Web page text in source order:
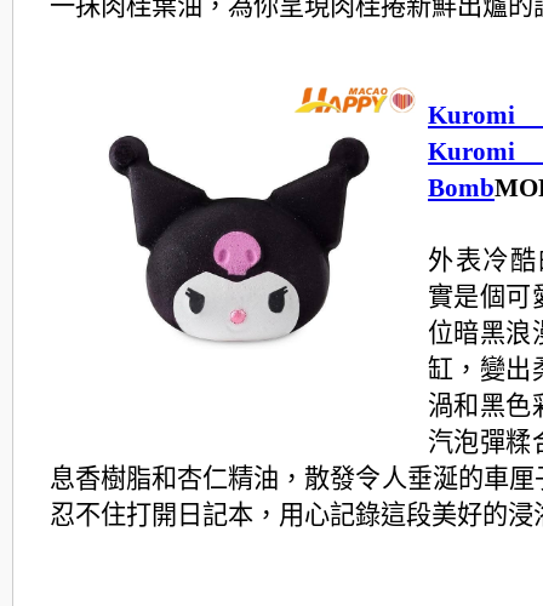
一抹肉桂葉油， 為你呈現肉桂捲新鮮出爐的
Bomb
外表冷酷
實是個可
位暗黑浪
缸， 變出
渦和黑色
汽泡彈糅
息香樹脂和杏仁精油，散發令人垂涎的車厘
忍不住打開日記本， 用心記錄這段美好的浸